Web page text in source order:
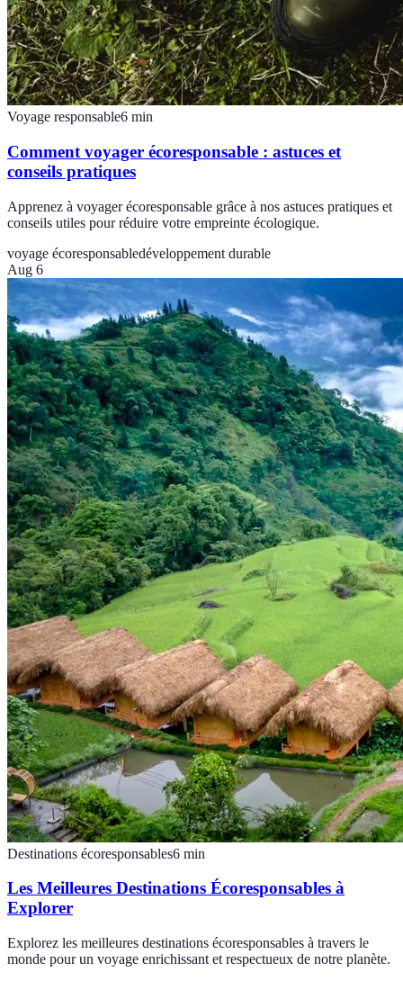
Voyage responsable6 min
Comment voyager écoresponsable : astuces et
conseils pratiques
Apprenez à voyager écoresponsable grâce à nos astuces pratiques et
conseils utiles pour réduire votre empreinte écologique.
voyage écoresponsabledéveloppement durable
Aug 6
Destinations écoresponsables6 min
Les Meilleures Destinations Écoresponsables à
Explorer
Explorez les meilleures destinations écoresponsables à travers le
monde pour un voyage enrichissant et respectueux de notre planète.